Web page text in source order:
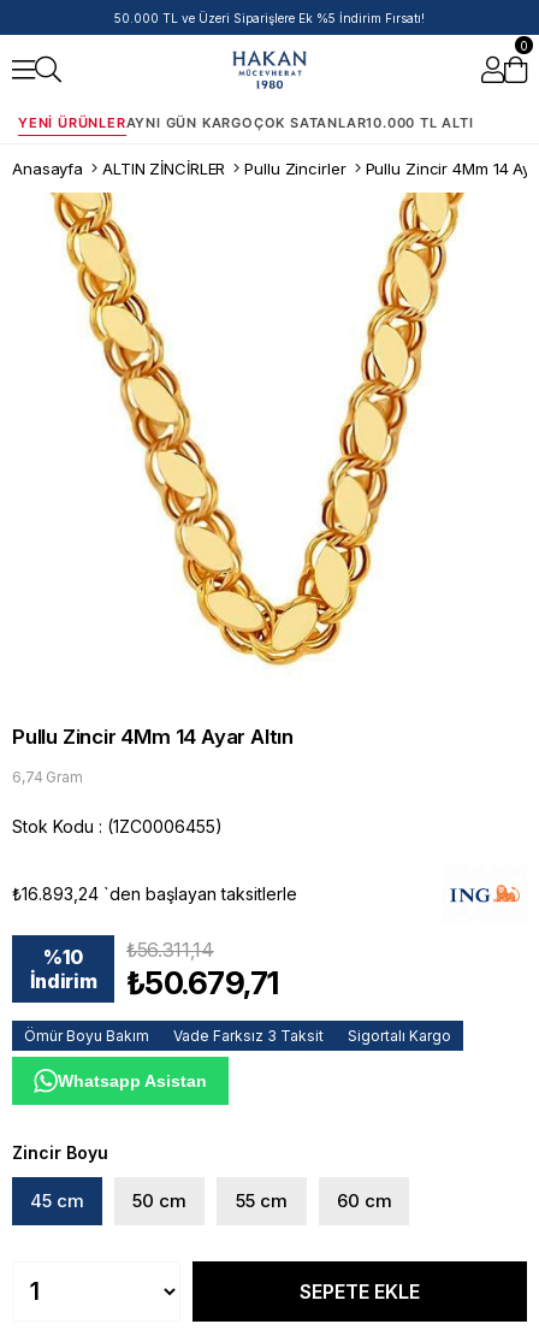
14 Ayar Ürünlerde Havale/EFT İndirimi
0
YENI ÜRÜNLERAYNI GÜN KARGOÇOK SATANLAR10.000 TL ALTI
Anasayfa ALTIN ZİNCİRLER Pullu Zincirler Pullu Zincir 4Mm 14
Pullu Zincir 4Mm 14 Ayar Altın
6,74 Gram
Stok Kodu (1ZC0006455)
₺16.893,24 `den başlayan taksitlerle
%10
İndirim
₺56.311,14
₺50.679,71
Ömür Boyu Bakım Vade Farksız 3 Taksit Sigortalı Kargo
Whatsapp Asistan
Zincir Boyu
45 cm 50 cm 55 cm 60 cm